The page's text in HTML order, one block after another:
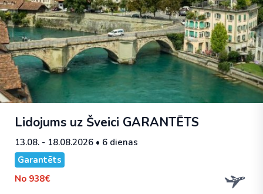
Lidojums uz Šveici GARANTĒTS
13.08. - 18.08.2026 • 6 dienas
Garantēts
No 938€